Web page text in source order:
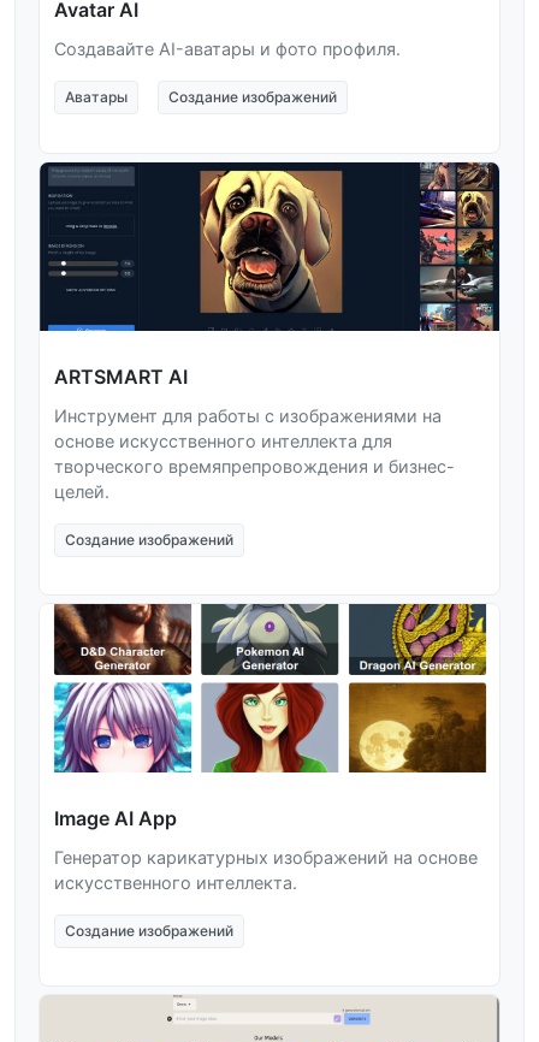
Avatar AI
Создавайте AI-аватары и фото профиля.
Аватары Создание изображений
ARTSMART AI
Инструмент для работы с изображениями на
основе искусственного интеллекта для
творческого времяпрепровождения и бизнес-
целей.
Создание изображений
Image AI App
Генератор карикатурных изображений на основе
искусственного интеллекта.
Создание изображений